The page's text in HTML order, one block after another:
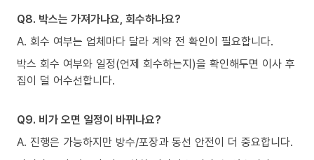
Q8. 박스는 가져가나요, 회수하나요?
A. 회수 여부는 업체마다 달라 계약 전 확인이 필요합니다.
박스 회수 여부와 일정(언제 회수하는지)을 확인해두면 이사 후
집이 덜 어수선합니다.
Q9. 비가 오면 일정이 바뀌나요?
A. 진행은 가능하지만 방수/포장과 동선 안전이 더 중요합니다.